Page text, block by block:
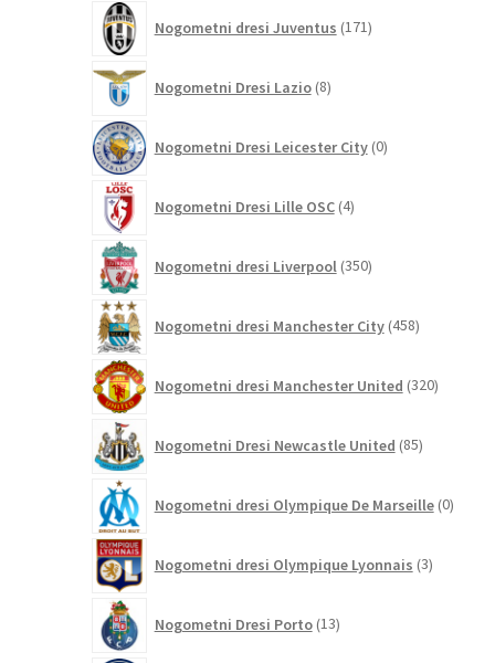
Nogometni dresi Juventus 171izdelkov
Nogometni Dresi Lazio 8izdelkov
Nogometni Dresi Leicester City 0izdelkov
Nogometni Dresi Lille OSC 4izdelki
Nogometni dresi Liverpool 350izdelkov
Nogometni dresi Manchester City 458izdelkov
Nogometni dresi Manchester United 320izdelkov
Nogometni Dresi Newcastle United 85izdelkov
Nogometni dresi Olympique De Marseille 0
Nogometni dresi Olympique Lyonnais 3izdelki
Nogometni Dresi Porto 13izdelkov